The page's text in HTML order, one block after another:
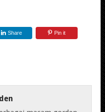
Share Pin it